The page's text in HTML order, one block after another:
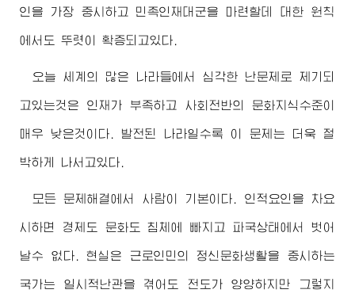
인을 가장 중시하고 민족인재대군을 마련할데 대한 원칙
에서도 뚜렷이 확증되고있다.
오늘 세계의 많은 나라들에서 심각한 난문제로 제기되
고있는것은 인재가 부족하고 사회전반의 문화지식수준이
매우 낮은것이다. 발전된 나라일수록 이 문제는 더욱 절
박하게 나서고있다.
모든 문제해결에서 사람이 기본이다. 인적요인을 차요
시하면 경제도 문화도 침체에 빠지고 파국상태에서 벗어
날수 없다. 현실은 근로인민의 정신문화생활을 중시하는
국가는 일시적난관을 겪어도 전도가 양양하지만 그렇지